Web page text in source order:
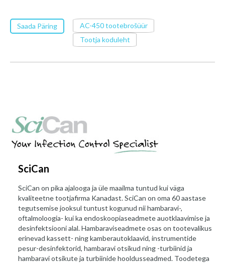
Saada Päring
AC-450 tootebrošüür
Tootja koduleht
SciCan
SciCan on pika ajalooga ja üle maailma tuntud kui väga
kvaliteetne tootjafirma Kanadast. SciCan on oma 60 aastase
tegutsemise jooksul tuntust kogunud nii hambaravi-,
oftalmoloogia- kui ka endoskoopiaseadmete auotklaavimise ja
desinfektsiooni alal. Hambaraviseadmete osas on tootevalikus
erinevad kassett- ning kamberautoklaavid, instrumentide
pesur-desinfektorid, hambaravi otsikud ning -turbiinid ja
hambaravi otsikute ja turbiinide hooldusseadmed. Toodetega